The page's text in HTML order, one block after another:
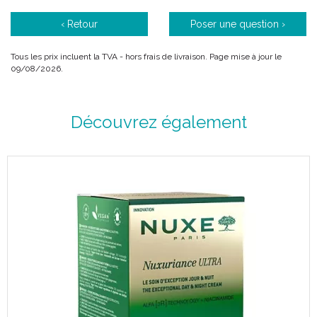
c'est le cas pour toutes les autres cellules du corps,le
renouvellement des cellules majeures de la peau ralentit.
Les fibres de collagène et d'élastine qui assurent sa fermeté et
son élasticité s'aménuisent progressivement.
Quels sont les signes visibles du vieillissement de la peau
marquent, les traits se relâchent, l'ovale du visage s'affaisse.
Enfin le teint se ternit et perd son éclat.
NUXURIANCE® ULTRA : la réponse redensifiante anti âge
Nos chercheurs sont parvenus à une technologie ALFA [3R], qui
‹ Retour Poser une question ›
Tous les prix incluent la TVA - hors frais de livraison. Page mise à jour le
09/08/2026.
Découvrez également